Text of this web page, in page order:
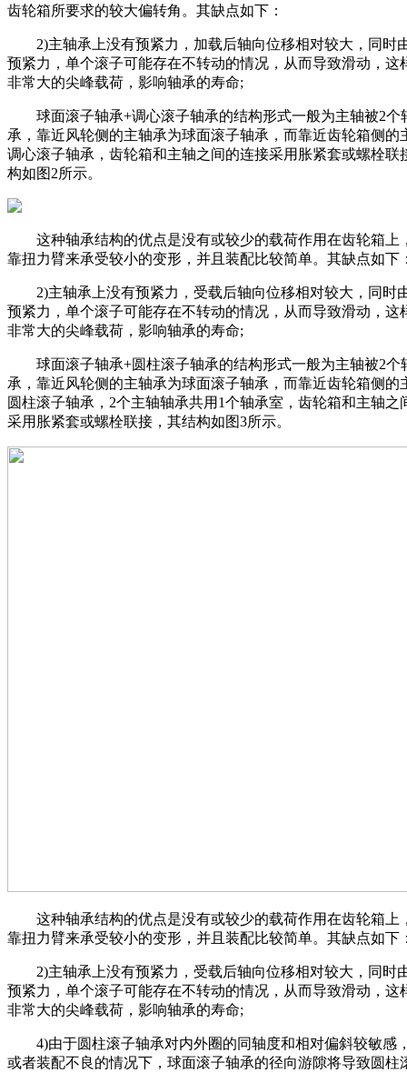
齿轮箱所要求的较大偏转角。其缺点如下：
2)主轴承上没有预紧力，加载后轴向位移相对较大，同时
预紧力，单个滚子可能存在不转动的情况，从而导致滑动，这
非常大的尖峰载荷，影响轴承的寿命;
球面滚子轴承+调心滚子轴承的结构形式一般为主轴被2个
承，靠近风轮侧的主轴承为球面滚子轴承，而靠近齿轮箱侧的
调心滚子轴承，齿轮箱和主轴之间的连接采用胀紧套或螺栓联
构如图2所示。
这种轴承结构的优点是没有或较少的载荷作用在齿轮箱上
靠扭力臂来承受较小的变形，并且装配比较简单。其缺点如下
2)主轴承上没有预紧力，受载后轴向位移相对较大，同时
预紧力，单个滚子可能存在不转动的情况，从而导致滑动，这
非常大的尖峰载荷，影响轴承的寿命;
球面滚子轴承+圆柱滚子轴承的结构形式一般为主轴被2个
承，靠近风轮侧的主轴承为球面滚子轴承，而靠近齿轮箱侧的
圆柱滚子轴承，2个主轴轴承共用1个轴承室，齿轮箱和主轴之
采用胀紧套或螺栓联接，其结构如图3所示。
这种轴承结构的优点是没有或较少的载荷作用在齿轮箱上
靠扭力臂来承受较小的变形，并且装配比较简单。其缺点如下
2)主轴承上没有预紧力，受载后轴向位移相对较大，同时
预紧力，单个滚子可能存在不转动的情况，从而导致滑动，这
非常大的尖峰载荷，影响轴承的寿命;
4)由于圆柱滚子轴承对内外圈的同轴度和相对偏斜较敏感
或者装配不良的情况下，球面滚子轴承的径向游隙将导致圆柱